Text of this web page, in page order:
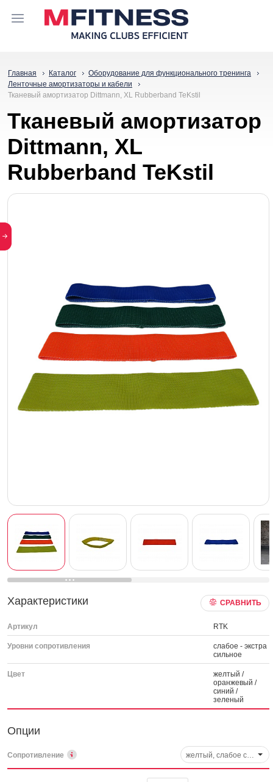
Главная Каталог
Оборудование для функционального тренинга
Ленточные амортизаторы и кабели
Тканевый амортизатор Dittmann, XL Rubberband TeKstil
Тканевый амортизатор
Dittmann, XL
Rubberband TeKstil
Характеристики СРАВНИТЬ
Артикул RTK
Уровни сопротивления
слабое - экстра
сильное
Цвет
желтый /
оранжевый /
синий /
зеленый
Опции
Сопротивление желтый, слабое сопротивление - HD\DLXLRBTEKSTILYXL\YL-LI-00